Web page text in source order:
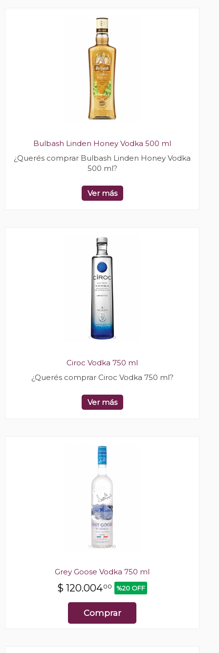
Bulbash Linden Honey Vodka 500 ml
¿Querés comprar Bulbash Linden Honey Vodka
500 ml?
Ver más
Ciroc Vodka 750 ml
¿Querés comprar Ciroc Vodka 750 ml?
Ver más
Grey Goose Vodka 750 ml
$ 120.00400 %20 OFF
Comprar